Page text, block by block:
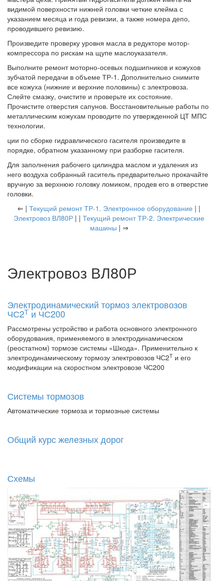
видимой поверхности нижней головки четкие клейма с
указанием месяца и года ревизии, а также номера депо,
проводившего ревизию.
Произведите проверку уровня масла в редукторе мотор-
компрессора по рискам на щупе маслоуказателя.
Выполните ремонт моторно-осевых подшипников и кожухов
зубчатой передачи в объеме ТР-1. Дополнительно снимите
все кожуха (нижние и верхние половины) с электровоза.
Слейте смазку, очистите и проверьте их состояние.
Прочистите отверстия сапунов. Восстановительные работы по
металлическим кожухам проводите по утвержденной ЦТ МПС
технологии.
ции по сборке гидравлического гасителя произведите в
порядке, обратном указанному при разборке гасителя.
Для заполнения рабочего цилиндра маслом и удаления из
него воздуха собранный гаситель предварительно прокачайте
вручную за верхнюю головку ломиком, продев его в отверстие
головки.
⇐ | Текущий ремонт ТР-1. Электронное оборудование | |
Электровоз ВЛ80Р | | Текущий ремонт ТР-2. Электрические
машины | ⇒
Электровоз ВЛ80Р
Электродинамический тормоз электровозов
ЧС2Т и ЧС200
Рассмотрены устройство и работа основного электронного
оборудования, применяемого в электродинамическом
(реостатном) тормозе системы «Шкода». Применительно к
электродинамическому тормозу электровозов ЧС2Т и его
модификации на скоростном электровозе ЧС200
Системы тормозов
Автоматические тормоза и тормозные системы
Общий курс железных дорог
Схемы